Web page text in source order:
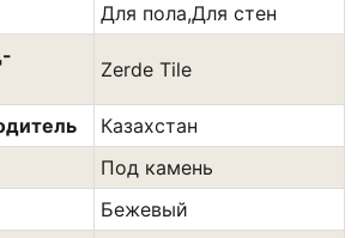
Для пола,Для стен
Zerde Tile
Казахстан
Под камень
Бежевый